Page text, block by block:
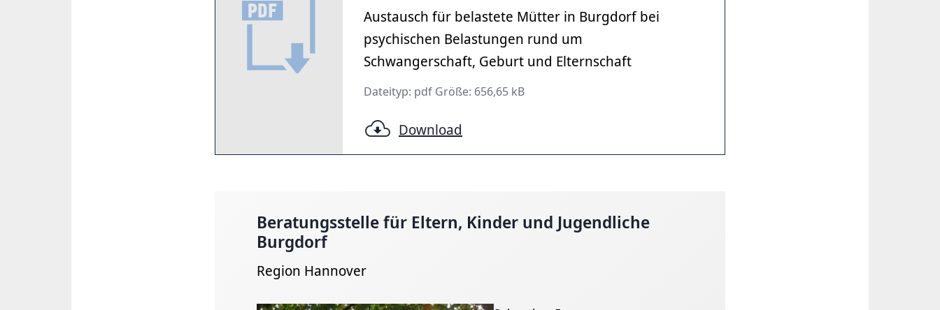
Austausch für belastete Mütter in Burgdorf bei
psychischen Belastungen rund um
Schwangerschaft, Geburt und Elternschaft
Dateityp: pdf Größe: 656,65 kB
Download
Beratungsstelle für Eltern, Kinder und Jugendliche
Burgdorf
Region Hannover